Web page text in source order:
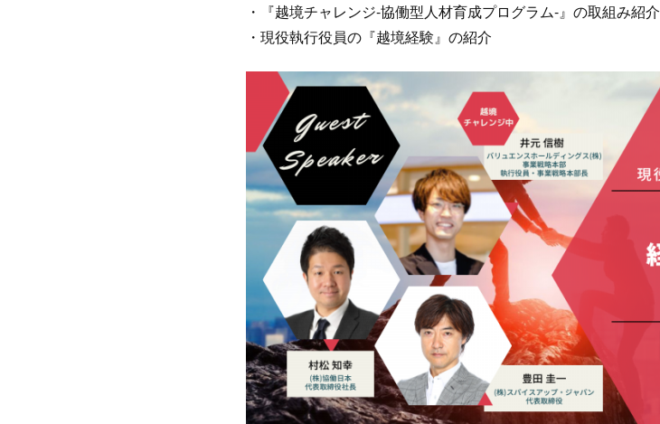
・『越境チャレンジ-協働型人材育成プログラム-』の取組み紹介
・現役執行役員の『越境経験』の紹介